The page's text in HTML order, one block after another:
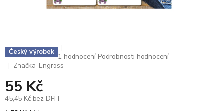
Český výrobek Průměrné
hodnocení
z
1 hodnocení Podrobnosti hodnocení
Značka: Engross
55 Kč
45,45 Kč bez DPH